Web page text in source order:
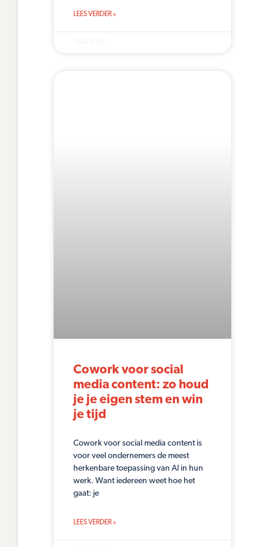
LEES VERDER »
Cowork voor social
media content: zo houd
je je eigen stem en win
je tijd
Cowork voor social media content is
voor veel ondernemers de meest
herkenbare toepassing van AI in hun
werk. Want iedereen weet hoe het
gaat: je
LEES VERDER »